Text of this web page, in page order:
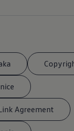
Agreement